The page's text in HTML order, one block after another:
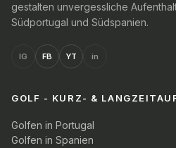
gestalten unvergessliche
Südportugal und Südspanien.
IG FB YT in
GOLF - KURZ- &
Golfen in Portugal
Golfen in Spanien